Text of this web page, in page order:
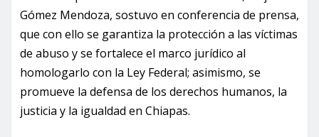
Gómez Mendoza, sostuvo en conferencia de prensa,
que con ello se garantiza la protección a las víctimas
de abuso y se fortalece el marco jurídico al
homologarlo con la Ley Federal; asimismo, se
promueve la defensa de los derechos humanos, la
justicia y la igualdad en Chiapas.